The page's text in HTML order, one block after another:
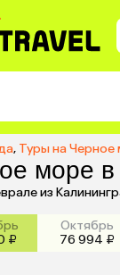
, Туры на Черное
море
из
₽
Октябрь
76 994 ₽